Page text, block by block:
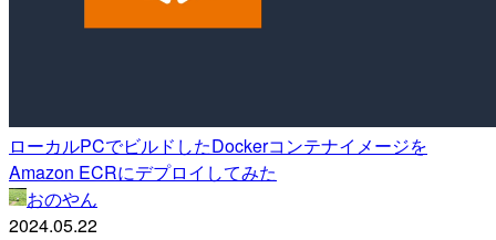
ローカルPCでビルドしたDockerコンテナイメージを
Amazon ECRにデプロイしてみた
おのやん
2024.05.22